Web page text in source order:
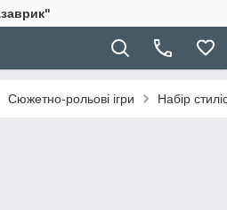
Сюжетно-рольові ігри Набір